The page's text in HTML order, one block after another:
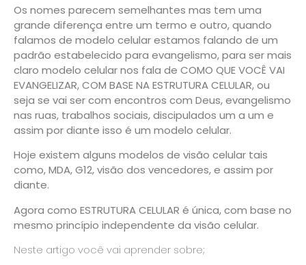
Os nomes parecem semelhantes mas tem uma
grande diferença entre um termo e outro, quando
falamos de modelo celularestamos falando de um
padrão estabelecido para evangelismo, para ser mais
claro modelo celular nos fala de COMO QUE VOCÊ VAI
EVANGELIZAR, COM BASE NA ESTRUTURA CELULAR,ou
seja se vai ser com encontros com Deus, evangelismo
nas ruas, trabalhos sociais, discipulados um a um e
assim por diante isso é um modelo celular.
Hoje existem alguns modelos de visão celular tais
como, MDA, G12, visão dos vencedores, e assim por
diante.
Agora como ESTRUTURA CELULAR é única, com base no
mesmo princípio independente da visão celular.
Neste artigo você vai aprender sobre;